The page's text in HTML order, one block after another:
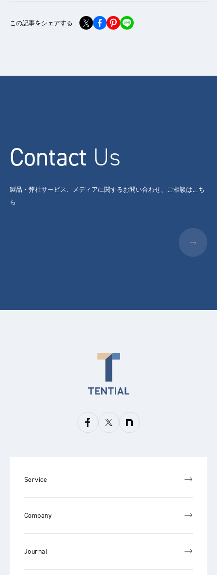
この記事をシェアする
Contact Us
製品・弊社サービス、メディアに関するお問い合わせ、ご相談はこち
ら
Service
Company
Journal